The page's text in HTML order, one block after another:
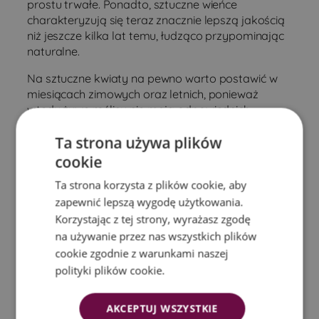
prostu trwałe. Ponadto, sztuczne wieńce
charakteryzują się teraz znacznie lepszą jakością
niż jeszcze kilka lat temu, łudząco przypominając
naturalne.
Na sztuczne kwiaty na pewno warto postawić w
miesiącach zimowych oraz letnich, ponieważ
wtedy żywe rośliny nie mają odpowiednich
wieniec szybko traci na jakości i zostaje
zutylizowany.
Niezależnie od tego, wciąż wiele osób decyduje się
jednak na wieńce wykonane z naturalnych roślin,
co jest oczywiście zrozumiałe. W tym przypadku
najlepiej kierować się indywidualnymi
upodobaniami oraz tym, czego oczekiwałby
zmarły.
Rodzaje kompozycji
Ta strona używa plików
cookie
Ta strona korzysta z plików cookie, aby
zapewnić lepszą wygodę użytkowania.
Korzystając z tej strony, wyrażasz zgodę
na używanie przez nas wszystkich plików
cookie zgodnie z warunkami naszej
polityki plików cookie.
AKCEPTUJ WSZYSTKIE